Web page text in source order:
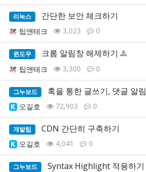
리눅스 간단한 보안 체크하기
팁앤테크 3,023 0
윈도우 크롬 알림창 해제하기
팁앤테크 3,300 0
그누보드 훅을 통한 글쓰기, 댓글 알림
오길호 72,903 0
개발팁 CDN 간단히 구축하기
오길호 4,041 0
그누보드 Syntax Highlight 적용하기